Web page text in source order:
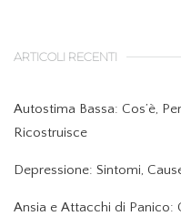
ARTICOLI RECENTI
Autostima Bassa: Cos’è,
Ricostruisce
Depressione: Sintomi,
Ansia e Attacchi di Panico: